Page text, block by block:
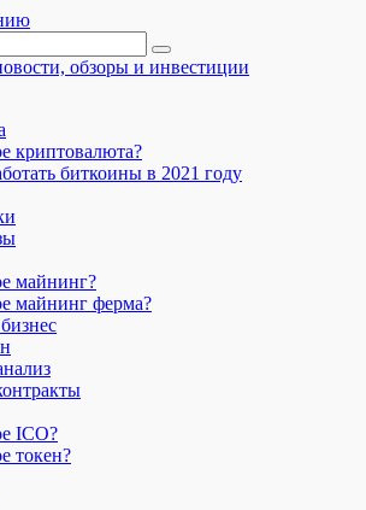
криптовалюта?
биткоины в 2021 году
майнинг?
майнинг ферма?
ICO?
токен?